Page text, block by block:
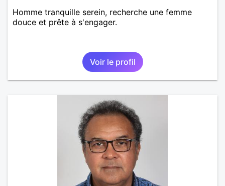
Homme tranquille serein, recherche une femme
douce et prête à s'engager.
Voir le profil